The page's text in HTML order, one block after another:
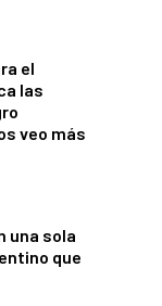
el
las
veo más
una sola
que